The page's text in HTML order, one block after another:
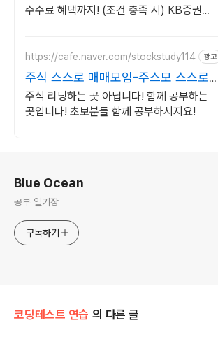
수수료 혜택까지! (조건 충족 시) KB증권에
https://cafe.naver.com/stockstudy114 광고
주식 스스로 매매모임-주스모 스스로
공부법을 배웁니다 !
주식 리딩하는 곳 아닙니다! 함께 공부하는
곳입니다! 초보분들 함께 공부하시지요!
Blue Ocean
공부 일기장
구독하기
코딩테스트 연습 의 다른 글